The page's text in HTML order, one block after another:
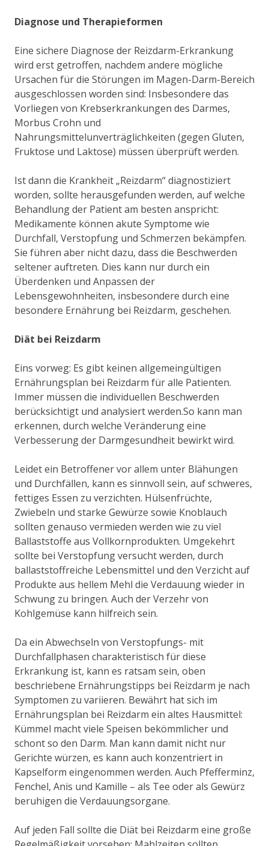
Diagnose und Therapieformen
Eine sichere Diagnose der Reizdarm-Erkrankung
wird erst getroffen, nachdem andere mögliche
Ursachen für die Störungen im Magen-Darm-Bereich
ausgeschlossen worden sind: Insbesondere das
Vorliegen von Krebserkrankungen des Darmes,
Morbus Crohn und
Nahrungsmittelunverträglichkeiten (gegen Gluten,
Fruktose und Laktose) müssen überprüft werden.
Ist dann die Krankheit „Reizdarm“ diagnostiziert
worden, sollte herausgefunden werden, auf welche
Behandlung der Patient am besten anspricht:
Medikamente können akute Symptome wie
Durchfall, Verstopfung und Schmerzen bekämpfen.
Sie führen aber nicht dazu, dass die Beschwerden
seltener auftreten. Dies kann nur durch ein
Überdenken und Anpassen der
Lebensgewohnheiten, insbesondere durch eine
besondere Ernährung bei Reizdarm, geschehen.
Diät bei Reizdarm
Eins vorweg: Es gibt keinen allgemeingültigen
Ernährungsplan bei Reizdarm für alle Patienten.
Immer müssen die individuellen Beschwerden
berücksichtigt und analysiert werden.So kann man
erkennen, durch welche Veränderung eine
Verbesserung der Darmgesundheit bewirkt wird.
Leidet ein Betroffener vor allem unter Blähungen
und Durchfällen, kann es sinnvoll sein, auf schweres,
fettiges Essen zu verzichten. Hülsenfrüchte,
Zwiebeln und starke Gewürze sowie Knoblauch
sollten genauso vermieden werden wie zu viel
Ballaststoffe aus Vollkornprodukten. Umgekehrt
sollte bei Verstopfung versucht werden, durch
ballaststoffreiche Lebensmittel und den Verzicht auf
Produkte aus hellem Mehl die Verdauung wieder in
Schwung zu bringen. Auch der Verzehr von
Kohlgemüse kann hilfreich sein.
Da ein Abwechseln von Verstopfungs- mit
Durchfallphasen charakteristisch für diese
Erkrankung ist, kann es ratsam sein, oben
beschriebene Ernährungstipps bei Reizdarm je nach
Symptomen zu variieren. Bewährt hat sich im
Ernährungsplan bei Reizdarm ein altes Hausmittel:
Kümmel macht viele Speisen bekömmlicher und
schont so den Darm. Man kann damit nicht nur
Gerichte würzen, es kann auch konzentriert in
Kapselform eingenommen werden. Auch Pfefferminz,
Fenchel, Anis und Kamille – als Tee oder als Gewürz
beruhigen die Verdauungsorgane.
Auf jeden Fall sollte die Diät bei Reizdarm eine große